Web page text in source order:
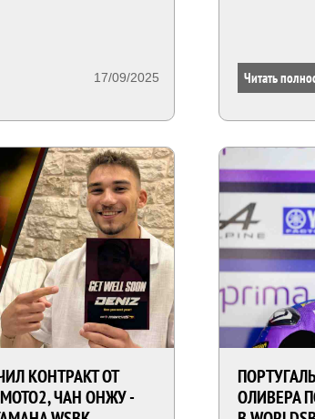
17/09/2025 Читать
КОНТРАКТ ОТ
MOTO2, ЧАН ОНЖУ -
ОЛИВЕРА